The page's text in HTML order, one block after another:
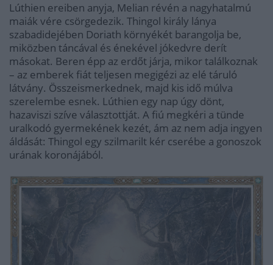
Lúthien ereiben anyja, Melian révén a nagyhatalmú
maiák vére csörgedezik. Thingol király lánya
szabadidejében Doriath környékét barangolja be,
miközben táncával és énekével jókedvre derít
másokat. Beren épp az erdőt járja, mikor találkoznak
– az emberek fiát teljesen megigézi az elé táruló
látvány. Összeismerkednek, majd kis idő múlva
szerelembe esnek. Lúthien egy nap úgy dönt,
hazaviszi szíve választottját. A fiú megkéri a tünde
uralkodó gyermekének kezét, ám az nem adja ingyen
áldását: Thingol egy szilmarilt kér cserébe a gonoszok
urának koronájából.